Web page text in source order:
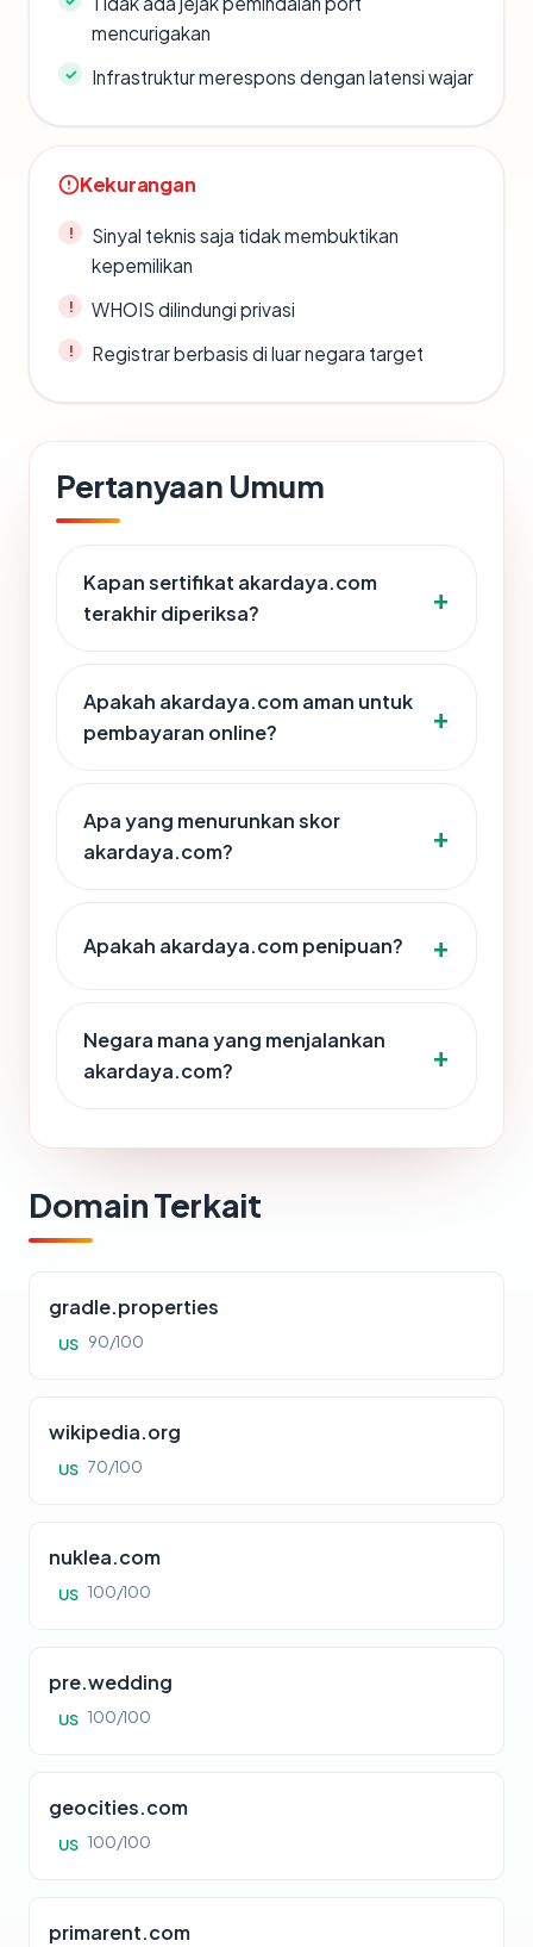
mencurigakan
Infrastruktur merespons dengan latensi wajar
Kekurangan
Sinyal teknis saja tidak membuktikan
kepemilikan
WHOIS dilindungi privasi
Registrar berbasis di luar negara target
Pertanyaan Umum
Kapan sertifikat akardaya.com
terakhir diperiksa?
Apakah akardaya.com aman untuk
pembayaran online?
Apa yang menurunkan skor
akardaya.com?
Apakah akardaya.com penipuan?
Negara mana yang menjalankan
akardaya.com?
Domain Terkait
gradle.properties
US 90/100
wikipedia.org
US 70/100
nuklea.com
US 100/100
pre.wedding
US 100/100
geocities.com
US 100/100
primarent.com